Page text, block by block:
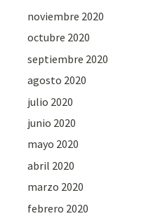
noviembre 2020
octubre 2020
septiembre 2020
agosto 2020
julio 2020
junio 2020
mayo 2020
abril 2020
marzo 2020
febrero 2020